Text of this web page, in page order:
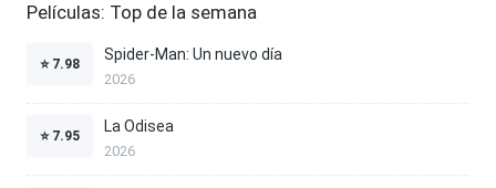
Películas: Top de la semana
⭐ 7.98
Spider-Man: Un nuevo día
2026
⭐ 7.95
La Odisea
2026